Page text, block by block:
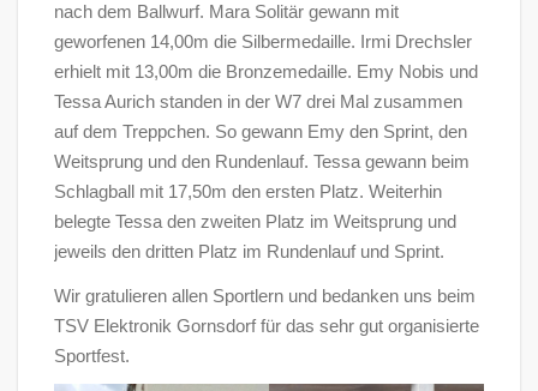
nach dem Ballwurf. Mara Solitär gewann mit
geworfenen 14,00m die Silbermedaille. Irmi Drechsler
erhielt mit 13,00m die Bronzemedaille. Emy Nobis und
Tessa Aurich standen in der W7 drei Mal zusammen
auf dem Treppchen. So gewann Emy den Sprint, den
Weitsprung und den Rundenlauf. Tessa gewann beim
Schlagball mit 17,50m den ersten Platz. Weiterhin
belegte Tessa den zweiten Platz im Weitsprung und
jeweils den dritten Platz im Rundenlauf und Sprint.
Wir gratulieren allen Sportlern und bedanken uns beim
TSV Elektronik Gornsdorf für das sehr gut organisierte
Sportfest.